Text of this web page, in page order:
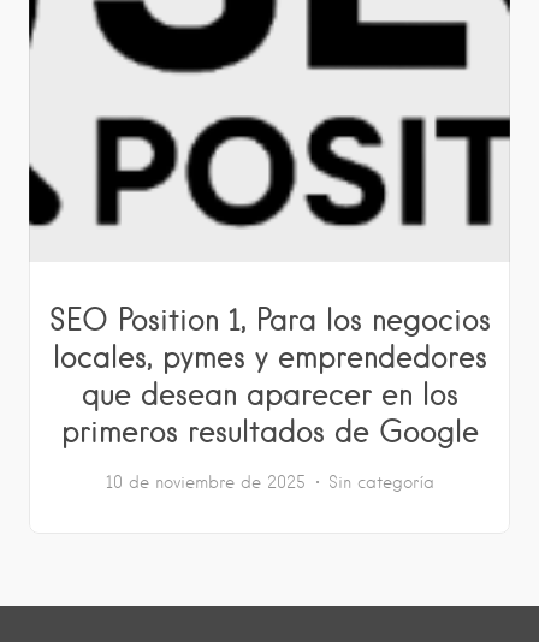
SEO Position 1, Para los negocios
locales, pymes y emprendedores
que desean aparecer en los
primeros resultados de Google
10 de noviembre de 2025 Sin categoría